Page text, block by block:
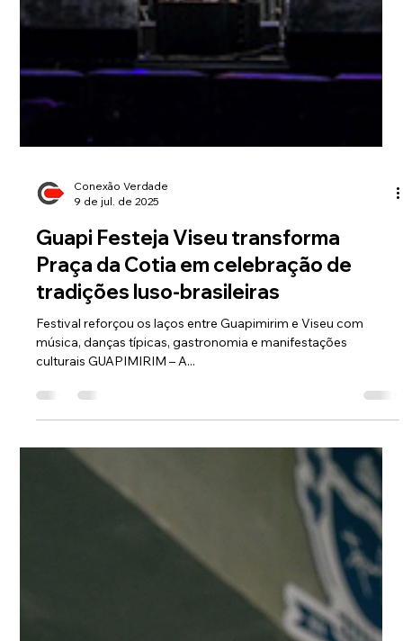
Conexão Verdade
12 de jul. de 2025
Governador Cláudio Castro confirma
visita a Guapimirim e anuncia
atrações da Expo Guapi
O Palácio Guanabara foi palco de uma importante reunião
Castro, recebeu a prefeita...